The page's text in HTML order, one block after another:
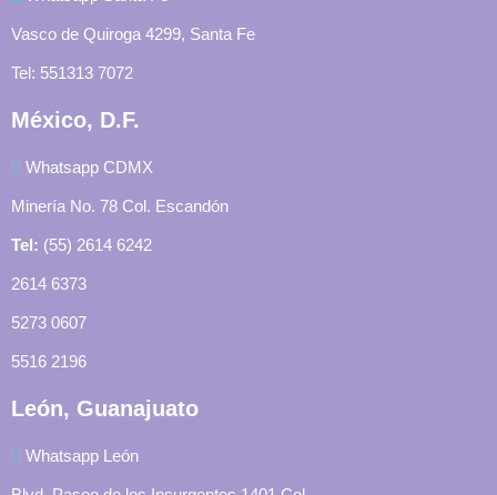
Vasco de Quiroga 4299, Santa Fe
Tel: 551313 7072
México, D.F.
Whatsapp CDMX
Minería No. 78 Col. Escandón
Tel: (55) 2614 6242
2614 6373
5273 0607
5516 2196
León, Guanajuato
Whatsapp León